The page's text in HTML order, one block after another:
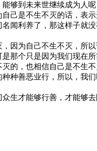
到未来世继续成为人
己是不生不灭的话，表
闻利养了，那这样子就
为自己不生不灭，所
那个只是因为我们现在
，也相信自己是不生
种善恶业行，所以，我
才能够行善，才能够